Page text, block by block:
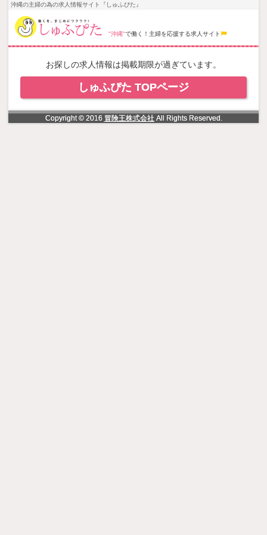
NowLoading
沖縄の主婦の為の求人情報サイト『しゅふぴた』
"沖縄"で働く！主婦を応援する求人サイト
お探しの求人情報は掲載期限が過ぎています。
しゅふぴた TOPページ
Copyright © 2016 冒険王株式会社All Rights Reserved.